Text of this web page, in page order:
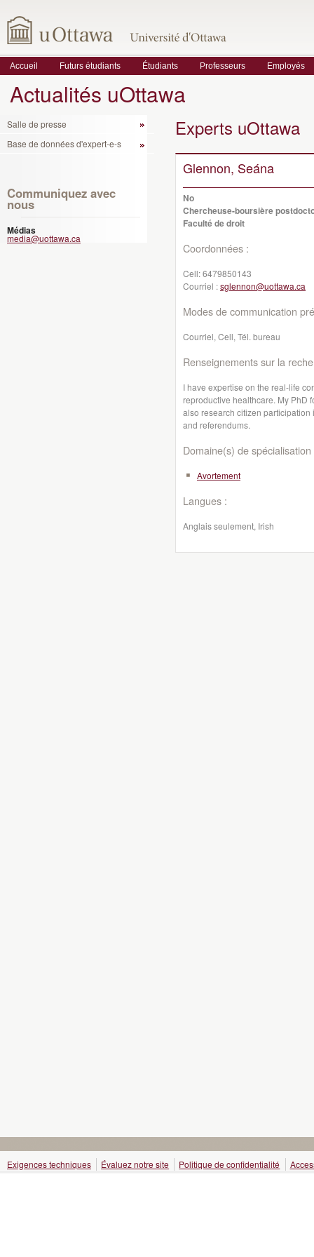
Accueil Futurs étudiants Étudiants Professeurs Employés
Actualités uOttawa
Salle de presse
Base de données d'expert-e-s
Communiquez avec
nous
Médias
media@uottawa.ca
Experts uOttawa
Glennon, Seána
No
Chercheuse-boursière
Faculté de droit
Coordonnées :
Cell:6479850143
Courriel :sglennon@uottawa.ca
Modes de communication
Courriel, Cell, Tél. bureau
Renseignements sur la
I have expertise on the real-life
reproductive healthcare. My PhD
also research citizen
and referendums.
Domaine(s) de spécialisation
Avortement
Langues :
Anglais seulement, Irish
Exigences techniques Évaluez notre site Politique de confidentialité